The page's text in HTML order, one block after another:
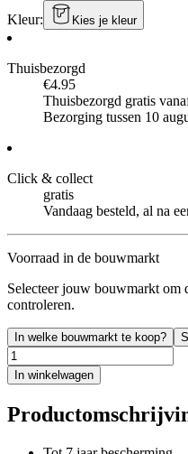
Kleur: Kies je kleur
Thuisbezorgd
€4.95
Thuisbezorgd gratis
Bezorging tussen 10
Click & collect
gratis
Vandaag besteld, al na
Voorraad in de bouwmarkt
Selecteer jouw bouwmarkt om
controleren.
In welke bouwmarkt te koop?
In winkelwagen